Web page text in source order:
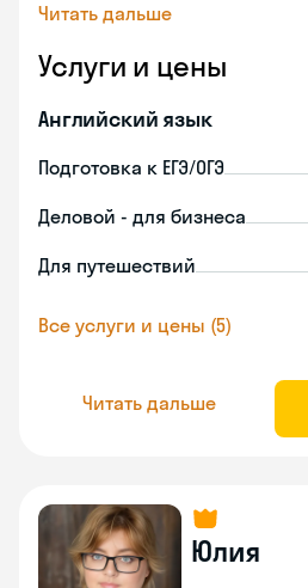
Читать дальше
Услуги и цены
Английский язык
Подготовка к ЕГЭ/ОГЭ
Деловой - для бизнеса
Для путешествий
Все услуги и цены (5)
Читать дальше
Юлия